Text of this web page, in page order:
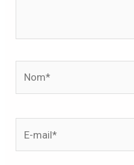
mail*